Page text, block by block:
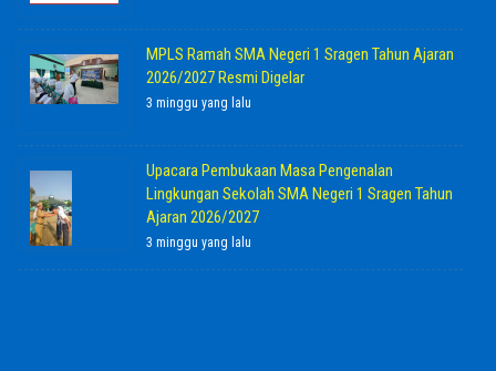
MPLS Ramah SMA Negeri 1 Sragen Tahun Ajaran
2026/2027 Resmi Digelar
3 minggu yang lalu
Upacara Pembukaan Masa Pengenalan
Lingkungan Sekolah SMA Negeri 1 Sragen Tahun
Ajaran 2026/2027
3 minggu yang lalu